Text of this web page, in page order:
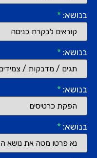
בנושא: *
בנושא: *
בנושא: *
בנושא: *